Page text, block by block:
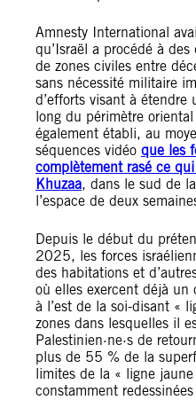
Amnesty International
qu’Israël a procédé à
de zones civiles entre
sans nécessité militaire
d’efforts visant à étendre
long du périmètre oriental
également établi, au
séquences vidéo que les
complètement rasé ce
Khuzaa, dans le sud de
l’espace de deux
Depuis le début du
2025, les forces
des habitations et
où elles exercent déjà un
à l’est de la soi-disant «
zones dans lesquelles il
Palestinien·ne·s de
plus de 55 % de la
limites de la « ligne
constamment